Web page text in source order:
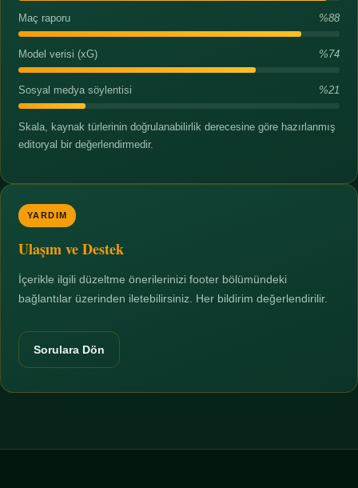
Maç raporu %88
Model verisi (xG) %74
Sosyal medya söylentisi %21
Skala, kaynak türlerinin doğrulanabilirlik derecesine göre hazırlanmış
editoryal bir değerlendirmedir.
YARDIM
Ulaşım ve Destek
İçerikle ilgili düzeltme önerilerinizi footer bölümündeki
bağlantılar üzerinden iletebilirsiniz. Her bildirim değerlendirilir.
Sorulara Dön